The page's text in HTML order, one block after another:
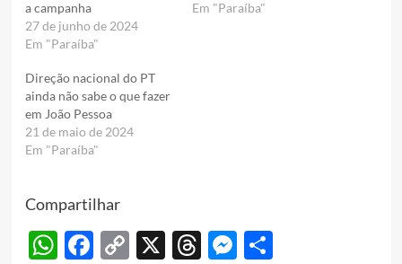
a campanha
27 de junho de 2024
Em "Paraíba"
Em uma entrevista
Em "Paraíba"
Direção nacional do PT
ainda não sabe o que fazer
em João Pessoa
21 de maio de 2024
Em "Paraíba"
Compartilhar
WhatsApp
Facebook
Copy
X Threads
Messenger
Share